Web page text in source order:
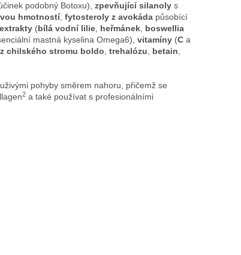
podobný Botoxu), zpevňující silanoly s
hmotností, fytosteroly z avokáda působící
(bílá vodní lilie heřmánek boswellia
mastná kyselina Omega6), vitamíny (C a
chilského stromu boldo trehalózu betain
pohyby směrem nahoru, přičemž se
2 a také používat s profesionálními